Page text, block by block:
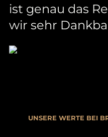
ist genau das
wir sehr
UNSERE WERTE BEI